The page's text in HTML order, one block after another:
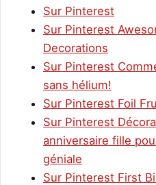
Sur Pinterest
Sur Pinterest
Decorations
Sur Pinterest
sans hélium!
Sur Pinterest Foil
Sur Pinterest
anniversaire fille
géniale
Sur Pinterest First